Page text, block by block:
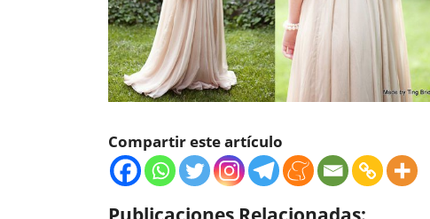
Compartir este artículo